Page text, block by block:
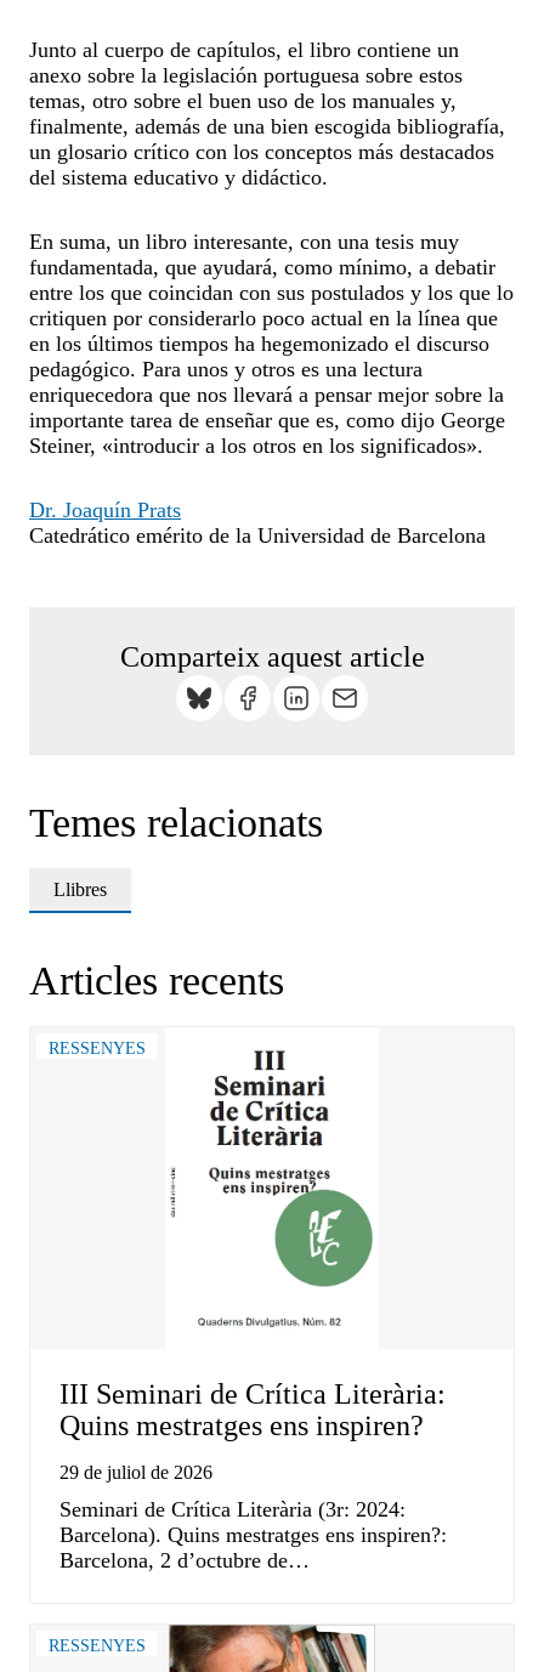
Junto al cuerpo de capítulos, el libro contiene un
anexo sobre la legislación portuguesa sobre estos
temas, otro sobre el buen uso de los manuales y,
finalmente, además de una bien escogida bibliografía,
un glosario crítico con los conceptos más destacados
del sistema educativo y didáctico.
En suma, un libro interesante, con una tesis muy
fundamentada, que ayudará, como mínimo, a debatir
entre los que coincidan con sus postulados y los que lo
critiquen por considerarlo poco actual en la línea que
en los últimos tiempos ha hegemonizado el discurso
pedagógico. Para unos y otros es una lectura
enriquecedora que nos llevará a pensar mejor sobre la
importante tarea de enseñar que es, como dijo George
Steiner, «introducir a los otros en los significados».
Dr. Joaquín Prats
Catedrático emérito de la Universidad de Barcelona
Comparteix aquest article
Temes relacionats
Llibres
Articles recents
RESSENYES
III Seminari de Crítica Literària:
Quins mestratges ens inspiren?
29 de juliol de 2026
Seminari de Crítica Literària (3r: 2024:
Barcelona). Quins mestratges ens inspiren?:
Barcelona, 2 d’octubre de…
RESSENYES